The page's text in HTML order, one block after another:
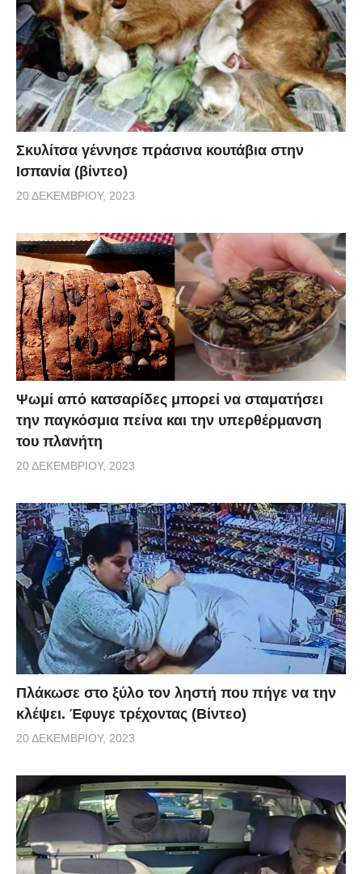
Σκυλίτσα γέννησε πράσινα κουτάβια στην
Ισπανία (βίντεο)
20 ΔΕΚΕΜΒΡΊΟΥ, 2023
Ψωμί από κατσαρίδες μπορεί να σταματήσει
την παγκόσμια πείνα και την υπερθέρμανση
του πλανήτη
20 ΔΕΚΕΜΒΡΊΟΥ, 2023
Πλάκωσε στο ξύλο τον ληστή που πήγε να την
κλέψει. Έφυγε τρέχοντας (Βίντεο)
20 ΔΕΚΕΜΒΡΊΟΥ, 2023